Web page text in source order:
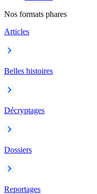
Nos formats phares
Articles
Belles histoires
Décryptages
Dossiers
Reportages